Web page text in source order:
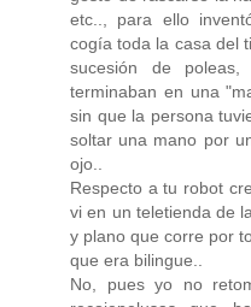
etc.., para ello
cogía toda la casa del
sucesión de
terminaban en una
sin que la persona
soltar una mano por
ojo..
Respecto a tu robot
vi en un teletienda de
y plano que corre por
que era bilingue..
No, pues yo no